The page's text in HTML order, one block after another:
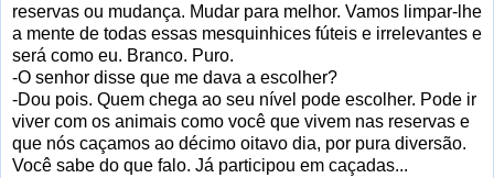
reservas ou mudança. Mudar para melhor. Vamos limpar-lhe
a mente de todas essas mesquinhices fúteis e irrelevantes e
será como eu. Branco. Puro.
-O senhor disse que me dava a escolher?
-Dou pois. Quem chega ao seu nível pode escolher. Pode ir
viver com os animais como você que vivem nas reservas e
que nós caçamos ao décimo oitavo dia, por pura diversão.
Você sabe do que falo. Já participou em caçadas...